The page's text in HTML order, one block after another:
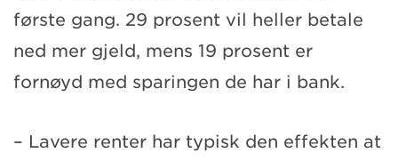
første gang. 29 prosent vil heller betale
ned mer gjeld, mens 19 prosent er
fornøyd med sparingen de har i bank.
– Lavere renter har typisk den effekten at